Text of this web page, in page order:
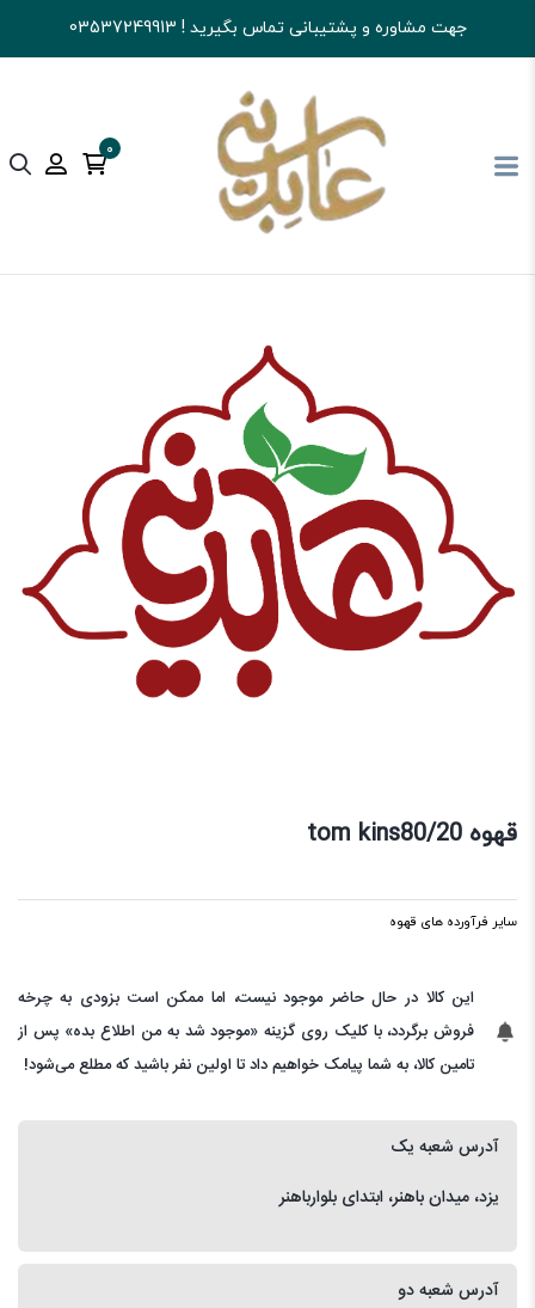
جهت مشاوره و پشتیبانی تماس بگیرید ! 03537249913
0
آجیل و خشکبار عابدینی قهوه سایر فرآورده های قهوه
قهوه tom kins80/20
سایر فرآورده های قهوه
این کالا در حال حاضر موجود نیست، اما ممکن است بزودی به چرخه
فروش برگردد، با کلیک روی گزینه «موجود شد به من اطلاع بده» پس از
تامین کالا، به شما پیامک خواهیم داد تا اولین نفر باشید که مطلع می‌شود!
آدرس شعبه یک
یزد، میدان باهنر، ابتدای بلوارباهنر
آدرس شعبه دو